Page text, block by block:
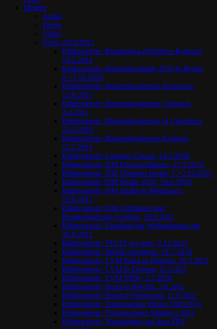
Medien
Audio
Presse
Video
Fotos 2010/2011
Bildergalerie: Bundesliga-Zeitfahren Karbach,
14.5.2011
Bildergalerie: Bundesligafinale 2010 in Berlin,
2.+3.10.2010
Bildergalerie: Bundesligarennen Buchenau,
13.6.2011
Bildergalerie: Bundesligarennen Günzach,
3.4.2011
Bildergalerie: Bundesligarennen in Überherrn,
25.4.2010
Bildergalerie: Bundesligarennen Karbach,
15.5.2011
Bildergalerie: Cologne Classic, 24.5.2010
Bildergalerie: DM Einzelzeitfahren, 27.6.2010
Bildergalerie: DM Omnium Berlin, 1.+2.10.2011
Bildergalerie: DM Straße 2010, 19.6.2010
Bildergalerie: DM Straße in Meiningen,
19.6.2011
Bildergalerie: DM Zeitfahren und
Bundesligafinale Genthin, 28.8.2011
Bildergalerie: Empfang der Weltmeisterin am
26.8.2011
Bildergalerie: FELIX-Awards, 9.12.2011
Bildergalerie: Ilsfeld-Auenstein, 18.7.2010
Bildergalerie: LVM Bahn in Büttgen, 26.3.2011
Bildergalerie: LVM in Dülmen, 8.5.2011
Bildergalerie: LVM NRW, 2.5.2010
Bildergalerie: Rund in Refrath, 2.6.2011
Bildergalerie: Rund in Wuppertal, 11.9.2011
Bildergalerie: Teamtraining Winter 2010/2011
Bildergalerie: Trainingslager Mallorca 2011
Bildergalerie: Warmfahren auf dem FES,